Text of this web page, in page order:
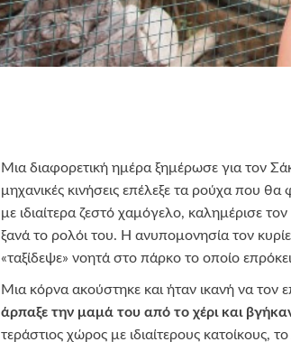
Μια διαφορετική ημέρα ξημέρωσε για τον
μηχανικές κινήσεις επέλεξε τα ρούχα που
με ιδιαίτερα ζεστό χαμόγελο, καλημέρισε
ξανά το ρολόι του. Η ανυπομονησία τον
«ταξίδεψε» νοητά στο πάρκο το οποίο
Μια κόρνα ακούστηκε και ήταν ικανή να τον
άρπαξε την μαμά του από το χέρι και
τεράστιος χώρος με ιδιαίτερους κατοίκους,